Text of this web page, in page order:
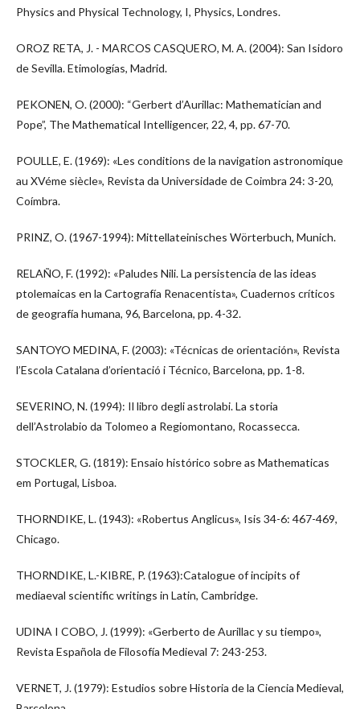
Physics and Physical Technology, I, Physics, Londres.
OROZ RETA, J. - MARCOS CASQUERO, M. A. (2004): San Isidoro
de Sevilla. Etimologías, Madrid.
PEKONEN, O. (2000): “Gerbert d’Aurillac: Mathematician and
Pope”, The Mathematical Intelligencer, 22, 4, pp. 67-70.
POULLE, E. (1969): «Les conditions de la navigation astronomique
au XVéme siècle», Revista da Universidade de Coimbra 24: 3-20,
Coímbra.
PRINZ, O. (1967-1994): Mittellateinisches Wörterbuch, Munich.
RELAÑO, F. (1992): «Paludes Nili. La persistencia de las ideas
ptolemaicas en la Cartografía Renacentista», Cuadernos críticos
de geografía humana, 96, Barcelona, pp. 4-32.
SANTOYO MEDINA, F. (2003): «Técnicas de orientación», Revista
l’Escola Catalana d’orientació i Técnico, Barcelona, pp. 1-8.
SEVERINO, N. (1994): Il libro degli astrolabi. La storia
dell’Astrolabio da Tolomeo a Regiomontano, Rocassecca.
STOCKLER, G. (1819): Ensaio histórico sobre as Mathematicas
em Portugal, Lisboa.
THORNDIKE, L. (1943): «Robertus Anglicus», Isis 34-6: 467-469,
Chicago.
THORNDIKE, L.-KIBRE, P. (1963):Catalogue of incipits of
mediaeval scientific writings in Latin, Cambridge.
UDINA I COBO, J. (1999): «Gerberto de Aurillac y su tiempo»,
Revista Española de Filosofía Medieval 7: 243-253.
VERNET, J. (1979): Estudios sobre Historia de la Ciencia Medieval,